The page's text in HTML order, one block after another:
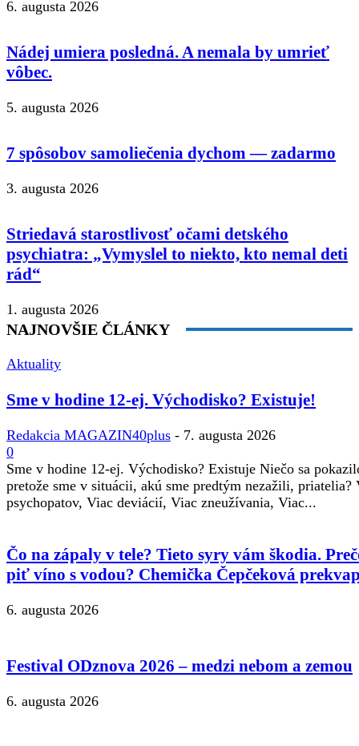
6. augusta 2026
Nádej umiera posledná. A nemala by umrieť
vôbec.
5. augusta 2026
7 spôsobov samoliečenia dychom — zadarmo
3. augusta 2026
Striedavá starostlivosť očami detského
psychiatra: „Vymyslel to niekto, kto nemal deti
rád“
1. augusta 2026
NAJNOVŠIE ČLÁNKY
Aktuality
Sme v hodine 12-ej. Východisko? Existuje!
Redakcia MAGAZIN40plus - 7. augusta 2026
0
Sme v hodine 12-ej. Východisko? Existuje Niečo sa
pretože sme v situácii, akú sme predtým nezažili, priatelia?
psychopatov, Viac deviácií, Viac zneužívania, Viac...
Čo na zápaly v tele? Tieto syry vám škodia.
piť víno s vodou? Chemička Čepčeková
6. augusta 2026
Festival ODznova 2026 – medzi nebom a zemou
6. augusta 2026